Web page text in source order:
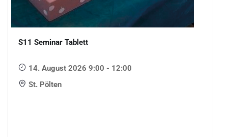
S11 Seminar Tablett
14. August 2026 9:00 - 12:00
St. Pölten